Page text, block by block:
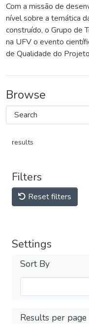
Com a missão de
nível sobre a temática
construído, o Grupo de
na UFV o evento
de Qualidade do
Browse
results
Filters
Reset filters
Settings
Sort By
Results per page